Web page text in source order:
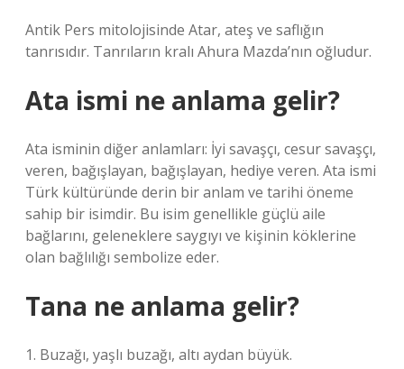
Antik Pers mitolojisinde Atar, ateş ve saflığın
tanrısıdır. Tanrıların kralı Ahura Mazda’nın oğludur.
Ata ismi ne anlama gelir?
Ata isminin diğer anlamları: İyi savaşçı, cesur savaşçı,
veren, bağışlayan, bağışlayan, hediye veren. Ata ismi
Türk kültüründe derin bir anlam ve tarihi öneme
sahip bir isimdir. Bu isim genellikle güçlü aile
bağlarını, geleneklere saygıyı ve kişinin köklerine
olan bağlılığı sembolize eder.
Tana ne anlama gelir?
1. Buzağı, yaşlı buzağı, altı aydan büyük.